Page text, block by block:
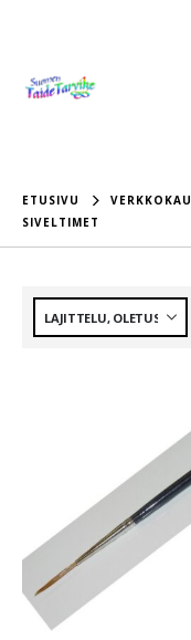
ETUSIVU
SIVELTIMET